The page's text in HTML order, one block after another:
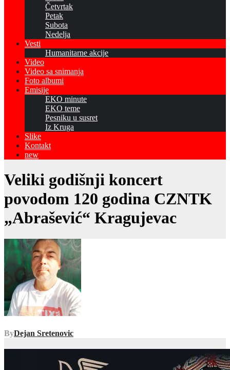
Četvrtak
Petak
Subota
Nedelja
Vesti
Humanitarne akcije
Video
Video sa snimanja
Foto albumi
Emisije
EKO minute
EKO teme
Pesniku u susret
Iz Kruga
Slike
Kontakt
new
Veliki godišnji koncert
povodom 120 godina CZNTK
„Abrašević“ Kragujevac
ByDejan Sretenovic